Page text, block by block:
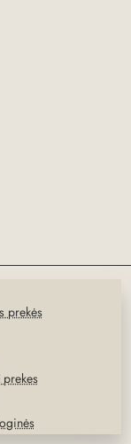
prekės
prekes